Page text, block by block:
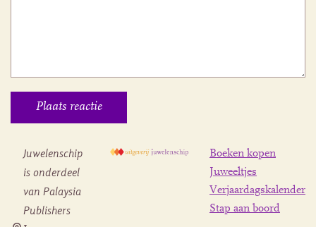
Juwelenschip
is onderdeel
van Palaysia
Publishers
Boeken kopen
Juweeltjes
Verjaardagskalender
Stap aan boord